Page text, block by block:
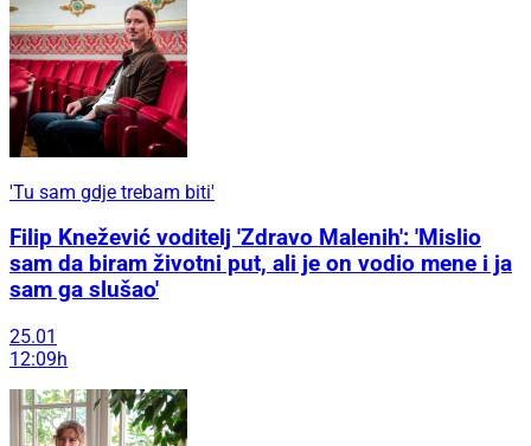
'Tu sam gdje trebam biti'
Filip Knežević voditelj 'Zdravo Malenih': 'Mislio
sam da biram životni put, ali je on vodio mene i ja
sam ga slušao'
25.01
12:09h